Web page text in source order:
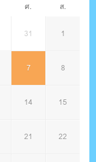
ศ. ส.
31 1
7 8
14 15
21 22